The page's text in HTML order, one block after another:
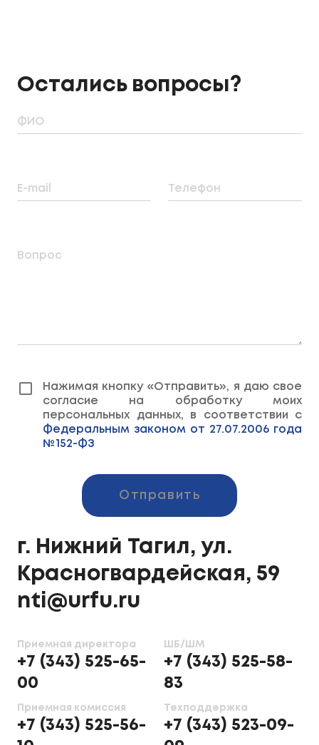
г. Нижний Тагил, ул.
Красногвардейская, 59
nti@urfu.ru
Приемная директора
+7 (343) 525-65-
00
Приемная комиссия
+7 (343) 525-56-
ШБ/ШМ
+7 (343) 525-58-
83
Техподдержка
+7 (343) 523-09-
Остались вопросы?
ФИО
E-mail Телефон
Вопрос
Нажимая кнопку «Отправить», я даю свое
согласие на обработку моих
персональных данных, в соответствии с
Федеральным законом от 27.07.2006 года
№152-ФЗ
Отправить